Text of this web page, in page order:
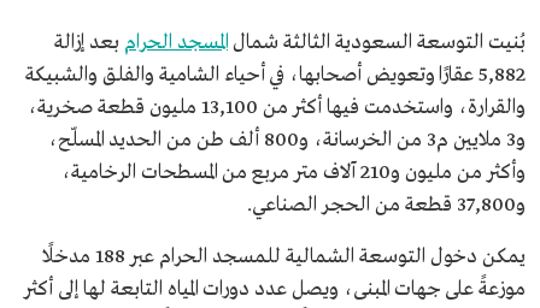
بُنيت التوسعة السعودية الثالثة شمالالمسجد الحرام بعد إزالة
5,882 عقارًا وتعويض أصحابها، في أحياء الشامية والفلق والشبيكة
والقرارة، واستخدمت فيها أكثر من 13,100 مليون قطعة صخرية،
و3 ملايين م3 من الخرسانة، و800 ألف طن من الحديد المسلّح،
وأكثر من مليون و210 آلاف متر مربع من المسطحات الرخامية،
و37,800 قطعة من الحجر الصناعي.
يمكن دخول التوسعة الشمالية للمسجد الحرام عبر 188 مدخلًا
موزعةً على جهات المبنى، ويصل عدد دورات المياه التابعة لها إلى أكثر